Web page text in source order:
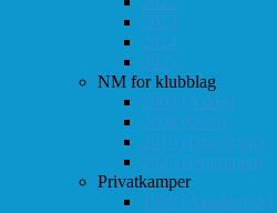
2023
2024
2025
NM for klubblag
2003 (Asker)
2008 (Oslo)
2010 (Drammen)
2025 (Drammen)
Privatkamper
1998 (Akademisk)